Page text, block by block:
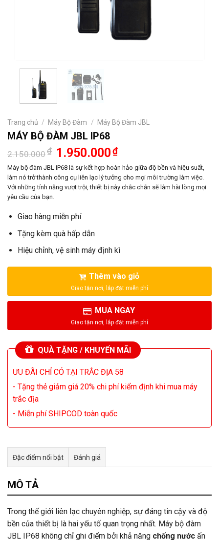
Trang chủ / Máy Bộ Đàm / Máy Bộ Đàm JBL
MÁY BỘ ĐÀM JBL IP68
2.150.000₫ Giá
gốc
là:
2.150.000₫.
1.950.000₫Giá
tại
là:
1.950.000₫.
Máy bộ đàm JBL IP68 là sự kết hợp hoàn hảo giữa độ bền và hiệu suất,
làm nó trở thành công cụ liên lạc lý tưởng cho mọi môi trường làm việc.
Với những tính năng vượt trội, thiết bị này chắc chắn sẽ làm hài lòng mọi
yêu cầu của bạn.
Giao hàng miễn phí
Tặng kèm quà hấp dẫn
Hiệu chỉnh, vệ sinh máy định kì
Thêm vào giỏ
MUA NGAY
QUÀ TẶNG / KHUYẾN MÃI
ƯU ĐÃI CHỈ CÓ TẠI TRẮC ĐỊA 58
- Tặng thẻ giảm giá 20% chi phí kiểm định khi mua máy
trắc địa
- Miễn phí SHIPCOD toàn quốc
Đặc điểm nổi bật Đánh giá
Tư vấn & bán hàng qua Facebook
MÔ TẢ
Trong thế giới liên lạc chuyên nghiệp, sự đáng tin cậy và độ
bền của thiết bị là hai yếu tố quan trọng nhất. Máy bộ đàm
JBL IP68 không chỉ ghi điểm bởi khả năng chống nước ấn